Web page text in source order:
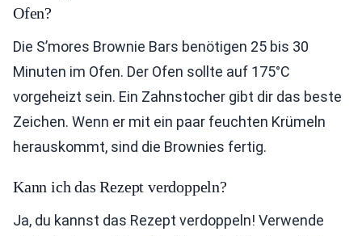
Ofen?
Die S’mores Brownie Bars benötigen 25 bis 30
Minuten im Ofen. Der Ofen sollte auf 175°C
vorgeheizt sein. Ein Zahnstocher gibt dir das beste
Zeichen. Wenn er mit ein paar feuchten Krümeln
herauskommt, sind die Brownies fertig.
Kann ich das Rezept verdoppeln?
Ja, du kannst das Rezept verdoppeln! Verwende